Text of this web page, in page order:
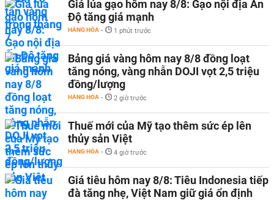
Giá lúa gạo hôm nay 8/8: Gạo nội địa Ấn
Độ tăng giá mạnh
HÀNG HÓA - 1 phút trước
Bảng giá vàng hôm nay 8/8 đồng loạt
tăng nóng, vàng nhẫn DOJI vọt 2,5 triệu
đồng/lượng
HÀNG HÓA - 2 giờ trước
Thuế mới của Mỹ tạo thêm sức ép lên
thủy sản Việt
HÀNG HÓA - 4 giờ trước
Giá tiêu hôm nay 8/8: Tiêu Indonesia tiếp
đà tăng nhẹ, Việt Nam giữ giá ổn định